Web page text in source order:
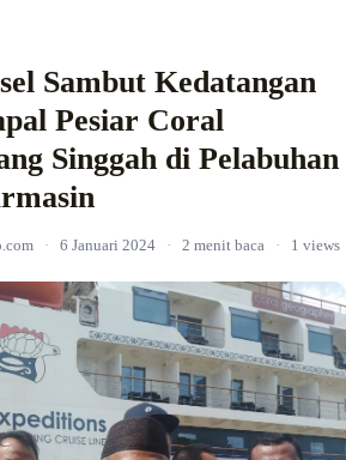
Sambut Kedatangan
Pesiar Coral
Singgah di Pelabuhan
· 6 Januari 2024 · 2 menit baca · 1 views